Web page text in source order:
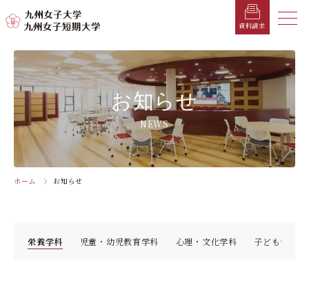
資料請求 メニ
メ
ニ
ュ
ー
を
閉
じ
る
受験生の方へ
在学生の方へ
卒業生の方へ
保護者の方へ
教職員の方へ
総合案内
学長メッセージ
キャンパスマップ・施設紹介
教育理念・学則
沿革
学部・学科
九州女子大学
家政学部
児童・幼児教育学科（旧 人間発達学科 人間発達
学部・学科
九州女子短期大学
子ども健康学科
子ども健康学専攻
学生生活
キャンパスカレンダー
学納金
奨学金
学友会（サークル紹介）
就職情報
就職活動年間スケジュール
就職対策講座・ガイダンス
就職・キャリア支援
免許・資格一覧
入試情報
入学試験要項・提出書類
入試日程・科目
出願方法
入学定員・選抜区分別募集定員
交通アクセス
お知らせ
NEWS
ホーム お知らせ
栄養学科 児童・幼児教育学科 心理・文化学科 子ども健康